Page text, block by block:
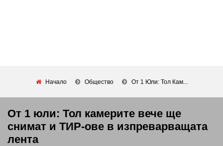
Начало Общество От 1 Юли: Тол Кам...
От 1 юли: Тол камерите вече ще
снимат и ТИР-ове в изпреварващата
лента